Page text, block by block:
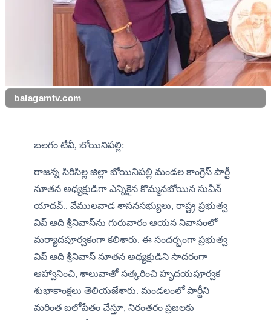
balagamtv.com
బలగం టీవీ, బోయినిపల్లి:
రాజన్న సిరిసిల్ల జిల్లా బోయినిపల్లి మండల కాంగ్రెస్ పార్టీ
నూతన అధ్యక్షుడిగా ఎన్నికైన కొమ్మనబోయిన సువీన్
యాదవ్.. వేములవాడ శాసనసభ్యులు, రాష్ట్ర ప్రభుత్వ
విప్ ఆది శ్రీనివాస్‌ను గురువారం ఆయన నివాసంలో
మర్యాదపూర్వకంగా కలిశారు. ఈ సందర్భంగా ప్రభుత్వ
విప్ ఆది శ్రీనివాస్ నూతన అధ్యక్షుడిని సాదరంగా
ఆహ్వానించి, శాలువాతో సత్కరించి హృదయపూర్వక
శుభాకాంక్షలు తెలియజేశారు. మండలంలో పార్టీని
మరింత బలోపేతం చేస్తూ, నిరంతరం ప్రజలకు